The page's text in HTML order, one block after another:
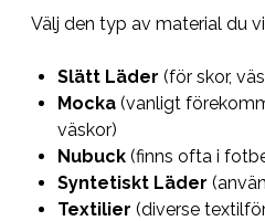
Välj den typ av material du
Slätt Läder (för skor,
Mocka (vanligt
väskor)
Nubuck (finns ofta i
Syntetiskt Läder
Textilier (diverse